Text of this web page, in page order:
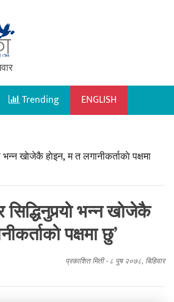
Trending ENGLISH
भन्न खाेजेकै हाेइन, म त लगानीकर्ताकाे पक्षमा
भन्न खाेजेकै
पक्षमा छु’
प्रकाशित मिती - ८ पुष २०७८, बिहिवार